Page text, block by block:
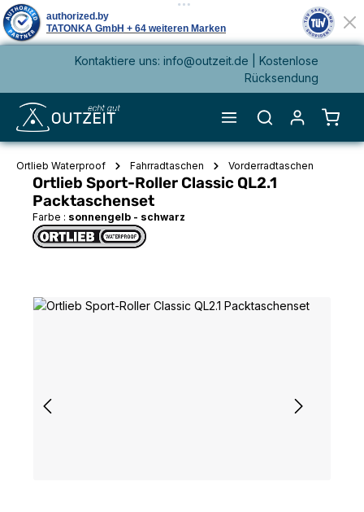
springenKontaktiere uns: info@outzeit.de | Kostenlose
Rücksendung
Ortlieb Waterproof Fahrradtaschen Vorderradtaschen
Ortlieb Sport-Roller Classic QL2.1
Packtaschenset
Farbe : sonnengelb - schwarz
Bildergalerie überspringen